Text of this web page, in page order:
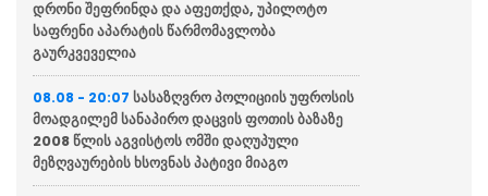
დრონი შეფრინდა და აფეთქდა, უპილოტო
საფრენი აპარატის წარმომავლობა
გაურკვეველია
08.08 - 20:07 სასაზღვრო პოლიციის უფროსის
მოადგილემ სანაპირო დაცვის ფოთის ბაზაზე
2008 წლის აგვისტოს ომში დაღუპული
მეზღვაურების ხსოვნას პატივი მიაგო